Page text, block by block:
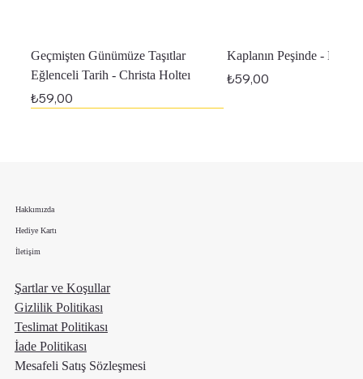
Geçmişten Günümüze Taşıtlar
Eğlenceli Tarih - Christa Holteı
Fiyat
₺59,00
Kaplanın Peşinde -
Fiyat
₺59,00
Hakkımızda
Hediye Kartı
İletişim
Şartlar ve Koşullar
Gizlilik Politikası
Teslimat Politikası
İade Politikası
Mesafeli Satış Sözleşmesi